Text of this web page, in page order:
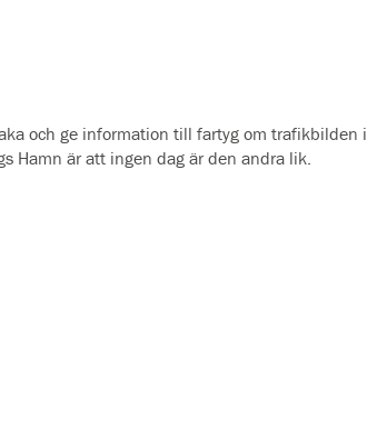
och ge information till fartyg om trafikbilden i
Hamn är att ingen dag är den andra lik.